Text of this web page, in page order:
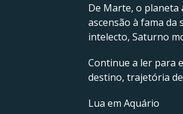
De Marte, o planeta
ascensão à fama da
intelecto, Saturno
Continue a ler para
destino, trajetória
Lua em Aquário